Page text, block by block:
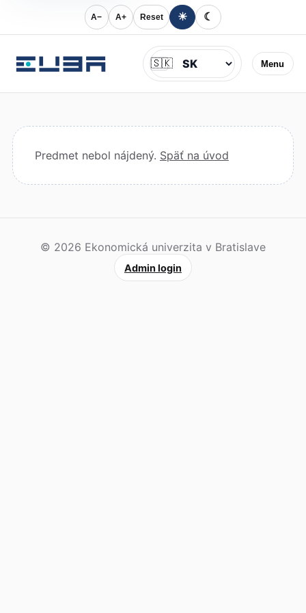
A− A+ Reset ☀ ☾
Menu
Jazyk
🇸🇰
Predmet nebol nájdený. Späť na úvod
© 2026 Ekonomická univerzita v Bratislave
Admin login